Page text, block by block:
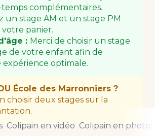
complémentaires.
un stage AM et un stage PM
panier.
: Merci de choisir un stage
de votre enfant afin de
optimale.
École des Marronniers ?
choisir deux stages sur la
Colipain en vidéo Colipain en photos